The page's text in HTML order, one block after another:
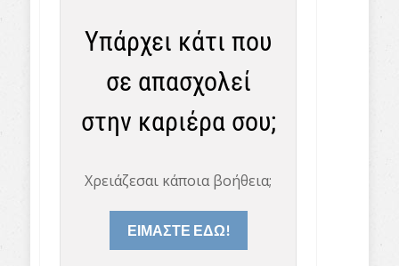
Υπάρχει κάτι που
σε απασχολεί
στην καριέρα σου;
Χρειάζεσαι κάποια βοήθεια;
ΕΙΜΑΣΤΕ ΕΔΩ!